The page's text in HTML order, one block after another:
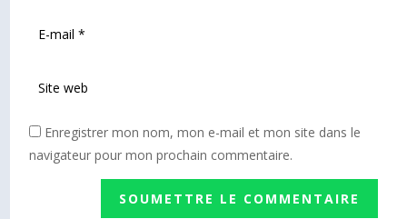
Enregistrer mon nom, mon e-mail et mon site dans le
navigateur pour mon prochain commentaire.
SOUMETTRE LE COMMENTAIRE